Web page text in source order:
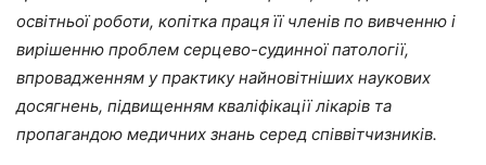
освітньої роботи, копітка праця її членів по вивченню і
вирішенню проблем серцево-судинної патології,
впровадженням у практику найновітніших наукових
досягнень, підвищенням кваліфікації лікарів та
пропагандою медичних знань серед співвітчизників.